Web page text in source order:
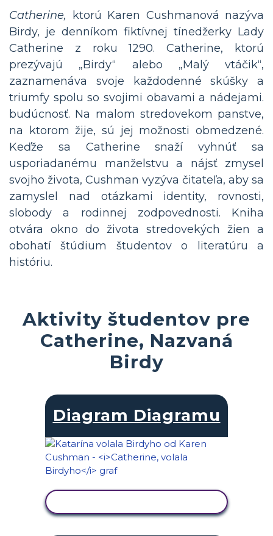
Catherine, ktorú Karen Cushmanová nazýva
Birdy, je denníkom fiktívnej tínedžerky Lady
Catherine z roku 1290. Catherine, ktorú
prezývajú „Birdy“ alebo „Malý vtáčik“,
zaznamenáva svoje každodenné skúšky a
triumfy spolu so svojimi obavami a nádejami.
budúcnosť. Na malom stredovekom panstve,
na ktorom žije, sú jej možnosti obmedzené.
Keďže sa Catherine snaží vyhnúť sa
usporiadanému manželstvu a nájsť zmysel
svojho života, Cushman vyzýva čitateľa, aby sa
zamyslel nad otázkami identity, rovnosti,
slobody a rodinnej zodpovednosti. Kniha
otvára okno do života stredovekých žien a
obohatí štúdium študentov o literatúru a
históriu.
Aktivity študentov pre
Catherine, Nazvaná
Birdy
Diagram Diagramu